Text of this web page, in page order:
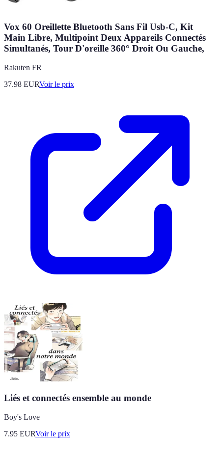
Vox 60 Oreillette Bluetooth Sans Fil Usb-C, Kit
Main Libre, Multipoint Deux Appareils Connectés
Simultanés, Tour D'oreille 360° Droit Ou Gauche,
Rakuten FR
37.98 EURVoir le prix
Liés et connectés ensemble au monde
Boy's Love
7.95 EURVoir le prix